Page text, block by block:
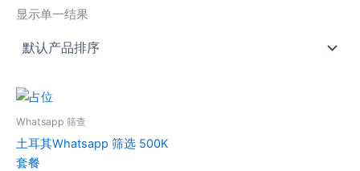
显示单一结果
Whatsapp 筛查
土耳其Whatsapp 筛选 500K
套餐